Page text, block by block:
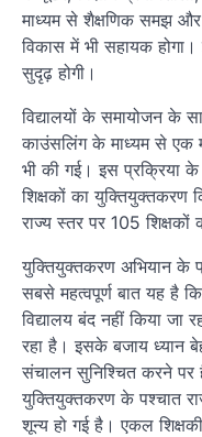
माध्यम से शैक्षणिक समझ और
विकास में भी सहायक
सुदृढ़ होगी।
विद्यालयों के समायोजन के
काउंसलिंग के माध्यम से एक
भी की गई। इस प्रक्रिया
शिक्षकों का
राज्य स्तर पर 105
युक्तियुक्तकरण अभियान के
सबसे महत्वपूर्ण बात यह है
विद्यालय बंद नहीं किया जा
रहा है। इसके बजाय ध्यान
संचालन सुनिश्चित करने पर
युक्तियुक्तकरण के पश्चात
शून्य हो गई है। एकल